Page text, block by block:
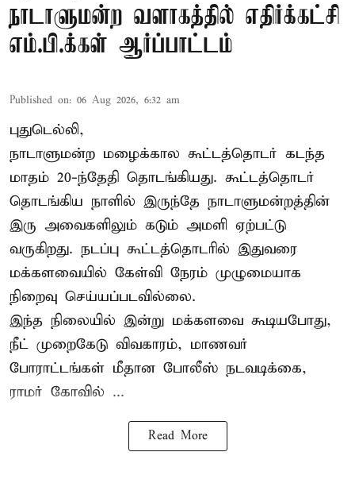
நாடாளுமன்ற வளாகத்தில் எதிர்க்கட்சி
எம்.பி.க்கள் ஆர்ப்பாட்டம்
Published on: 06 Aug 2026, 6:32 am
புதுடெல்லி,
நாடாளுமன்ற மழைக்கால கூட்டத்தொடர் கடந்த
மாதம் 20-ந்தேதி தொடங்கியது. கூட்டத்தொடர்
தொடங்கிய நாளில் இருந்தே நாடாளுமன்றத்தின்
இரு அவைகளிலும் கடும் அமளி ஏற்பட்டு
வருகிறது. நடப்பு கூட்டத்தொடரில் இதுவரை
மக்களவையில் கேள்வி நேரம் முழுமையாக
நிறைவு செய்யப்படவில்லை.
இந்த நிலையில் இன்று மக்களவை கூடியபோது,
நீட் முறைகேடு விவகாரம், மாணவர்
போராட்டங்கள் மீதான போலீஸ் நடவடிக்கை,
ராமர் கோவில் ...
Read More